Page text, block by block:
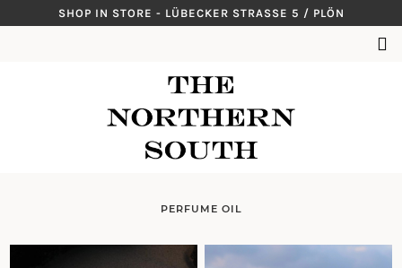
to
SHOP IN STORE - LÜBECKER STRASSE 5 / PLÖN
SUCHEN
PERFUME OIL